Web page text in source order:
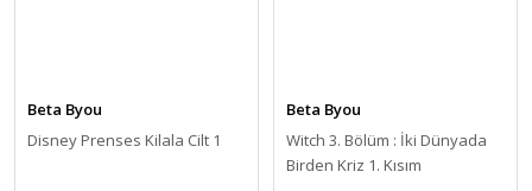
Beta Byou
Disney Prenses Kilala Cilt 1
Beta Byou
Witch 3. Bölüm : İki Dünyada
Birden Kriz 1. Kısım